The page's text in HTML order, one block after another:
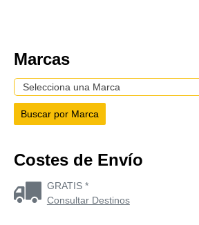
Marcas
Costes de Envío
GRATIS *
Consultar Destinos